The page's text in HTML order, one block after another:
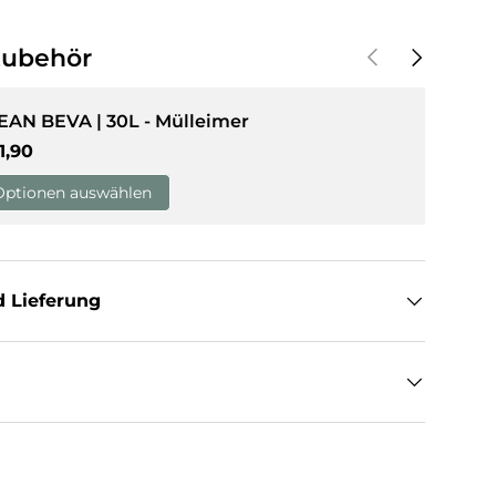
VorherigeNächste
BEVA | 30L - Mülleimer
Preis
auswählen
Lieferung